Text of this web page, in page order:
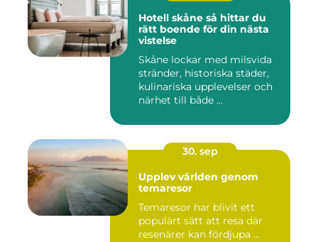
Hotell skåne så hittar du
rätt boende för din nästa
vistelse
Skåne lockar med milsvida
stränder, historiska städer,
kulinariska upplevelser och
närhet till både ...
30. sep
Upplev världen genom
temaresor
Temaresor har blivit ett
populärt sätt att resa där
resenärer kan fördjupa ...